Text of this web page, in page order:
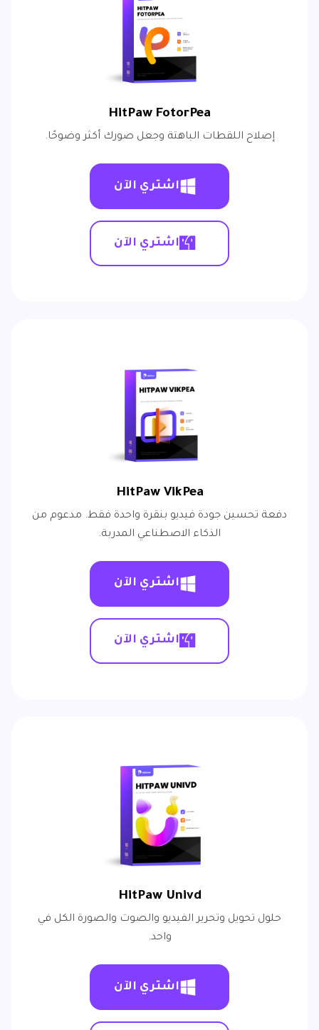
HitPaw FotorPea
إصلاح اللقطات الباهتة وجعل صورك أكثر وضوحًا.
اشتري الآن
اشتري الآن
HitPaw VikPea
دفعة تحسين جودة فيديو بنقرة واحدة فقط. مدعوم من
الذكاء الاصطناعي المدربة.
اشتري الآن
اشتري الآن
HitPaw Univd
حلول تحويل وتحرير الفيديو والصوت والصورة الكل في
واحد.
اشتري الآن